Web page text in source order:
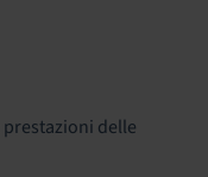
delle